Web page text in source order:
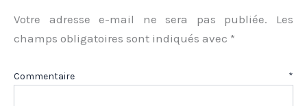
Votre adresse e-mail ne sera pas publiée.
Les
champs obligatoires sont indiqués avec *
Commentaire *